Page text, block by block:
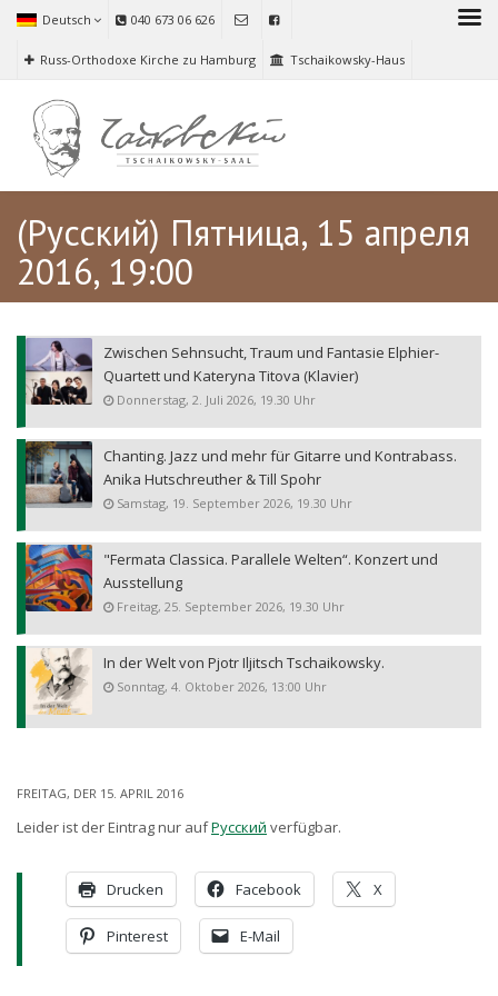
Deutsch 040 673 06 626
Russ-Orthodoxe Kirche zu Hamburg Tschaikowsky-Haus
(Русский) Пятница, 15 апреля
2016, 19:00
Zwischen Sehnsucht, Traum und Fantasie Elphier-
Quartett und Kateryna Titova (Klavier)
Donnerstag, 2. Juli 2026, 19.30 Uhr
Chanting. Jazz und mehr für Gitarre und Kontrabass.
Anika Hutschreuther & Till Spohr
Samstag, 19. September 2026, 19.30 Uhr
"Fermata Classica. Parallele Welten“. Konzert und
Ausstellung
Freitag, 25. September 2026, 19.30 Uhr
In der Welt von Pjotr Iljitsch Tschaikowsky.
Sonntag, 4. Oktober 2026, 13:00 Uhr
FREITAG, DER 15. APRIL 2016
Leider ist der Eintrag nur aufРусский verfügbar.
Drucken Facebook X
Pinterest E-Mail